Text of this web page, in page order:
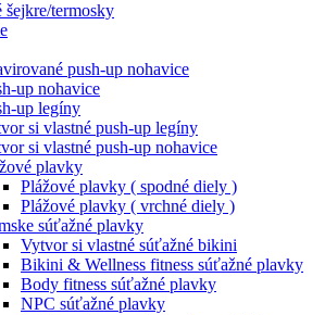
šejkre/termosky
push-up nohavice
up nohavice
up legíny
si vlastné push-up legíny
si vlastné push-up nohavice
plavky
Plážové plavky ( spodné diely )
Plážové plavky ( vrchné diely )
súťažné plavky
Vytvor si vlastné súťažné bikini
Bikini & Wellness fitness súťažné plavky
Body fitness súťažné plavky
NPC súťažné plavky